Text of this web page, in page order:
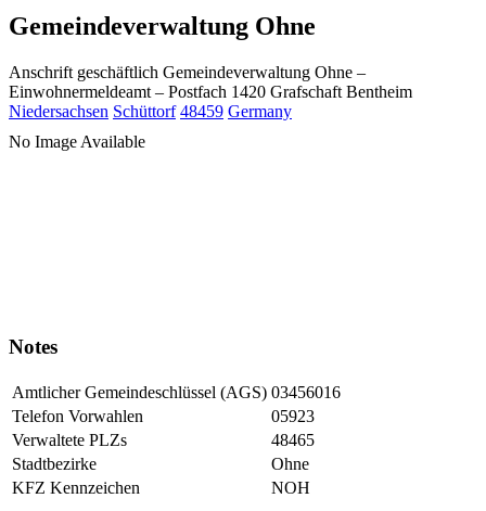
Gemeindeverwaltung Ohne
Anschrift geschäftlich Gemeindeverwaltung Ohne –
Einwohnermeldeamt – Postfach 1420 Grafschaft Bentheim
Niedersachsen Schüttorf 48459 Germany
No Image Available
Notes
Amtlicher Gemeindeschlüssel (AGS) 03456016
Telefon Vorwahlen
05923
Verwaltete PLZs
48465
Stadtbezirke
Ohne
KFZ Kennzeichen
NOH